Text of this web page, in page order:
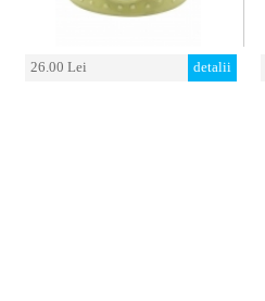
26.00 Lei detalii